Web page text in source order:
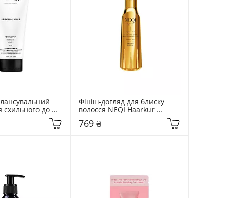
схильного до
Фініш-догляд для блиску
волосся NEQI Haarkur
Diamond Glass Rinse 180 мл
769 ₴